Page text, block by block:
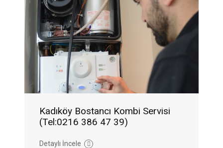
Kadıköy Bostancı Kombi Servisi
(Tel:0216 386 47 39)
Detaylı İncele